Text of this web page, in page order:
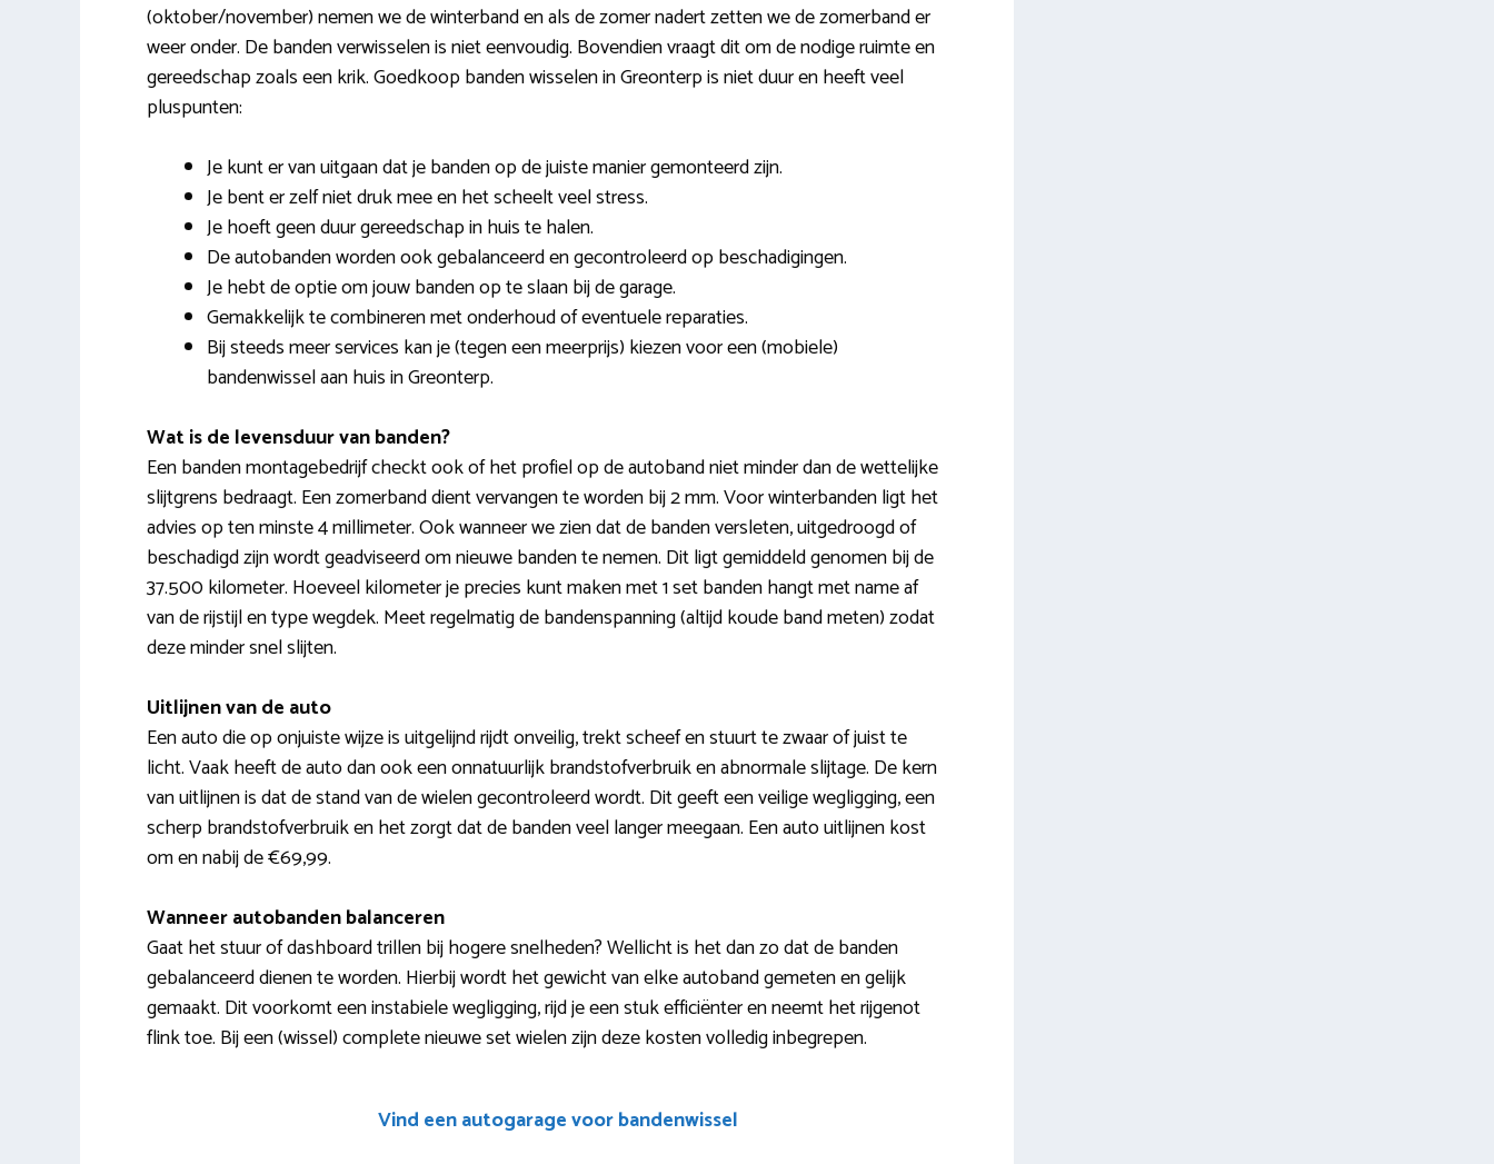
(oktober/november) nemen we de winterband en als de zomer nadert zetten we de zomerband er
weer onder. De banden verwisselen is niet eenvoudig. Bovendien vraagt dit om de nodige ruimte en
gereedschap zoals een krik. Goedkoop banden wisselen in Greonterp is niet duur en heeft veel
pluspunten:
Je kunt er van uitgaan dat je banden op de juiste manier gemonteerd zijn.
Je bent er zelf niet druk mee en het scheelt veel stress.
Je hoeft geen duur gereedschap in huis te halen.
De autobanden worden ook gebalanceerd en gecontroleerd op beschadigingen.
Je hebt de optie om jouw banden op te slaan bij de garage.
Gemakkelijk te combineren met onderhoud of eventuele reparaties.
Bij steeds meer services kan je (tegen een meerprijs) kiezen voor een (mobiele)
bandenwissel aan huis in Greonterp.
Wat is de levensduur van banden?
Een banden montagebedrijf checkt ook of het profiel op de autoband niet minder dan de wettelijke
slijtgrens bedraagt. Een zomerband dient vervangen te worden bij 2 mm. Voor winterbanden ligt het
advies op ten minste 4 millimeter. Ook wanneer we zien dat de banden versleten, uitgedroogd of
beschadigd zijn wordt geadviseerd om nieuwe banden te nemen. Dit ligt gemiddeld genomen bij de
37.500 kilometer. Hoeveel kilometer je precies kunt maken met 1 set banden hangt met name af
van de rijstijl en type wegdek. Meet regelmatig de bandenspanning (altijd koude band meten) zodat
deze minder snel slijten.
Uitlijnen van de auto
Een auto die op onjuiste wijze is uitgelijnd rijdt onveilig, trekt scheef en stuurt te zwaar of juist te
licht. Vaak heeft de auto dan ook een onnatuurlijk brandstofverbruik en abnormale slijtage. De kern
van uitlijnen is dat de stand van de wielen gecontroleerd wordt. Dit geeft een veilige wegligging, een
scherp brandstofverbruik en het zorgt dat de banden veel langer meegaan. Een auto uitlijnen kost
om en nabij de €69,99.
Wanneer autobanden balanceren
Gaat het stuur of dashboard trillen bij hogere snelheden? Wellicht is het dan zo dat de banden
gebalanceerd dienen te worden. Hierbij wordt het gewicht van elke autoband gemeten en gelijk
gemaakt. Dit voorkomt een instabiele wegligging, rijd je een stuk efficiënter en neemt het rijgenot
flink toe. Bij een (wissel) complete nieuwe set wielen zijn deze kosten volledig inbegrepen.
Vind een autogarage voor bandenwissel